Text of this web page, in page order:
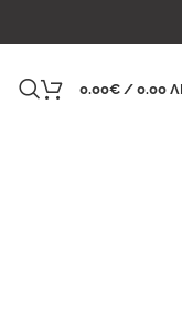
0.00€ / 0.00